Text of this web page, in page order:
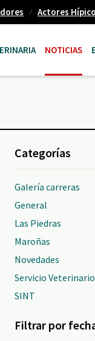
Actores
NOTICIAS
Categorías
Galería carreras
General
Las Piedras
Maroñas
Novedades
Servicio Veterinario
SINT
Filtrar por